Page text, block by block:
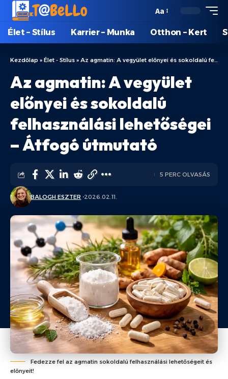
Aa
Élet – Stílus Karrier – Munka Otthon – Kert
Kezdőlap » Élet - Stílus » Az agmatin: A vegyület előnyei és sokoldalú felhasználási lehetőségei – Átfogó útmutató
Az agmatin: A vegyület
előnyei és sokoldalú
felhasználási lehetőségei
– Átfogó útmutató
BALOGH ESZTER 2026.02.11.
5 PERC OLVASÁS
Fedezze fel az agmatin sokoldalú felhasználási lehetőségeit és
előnyeit!